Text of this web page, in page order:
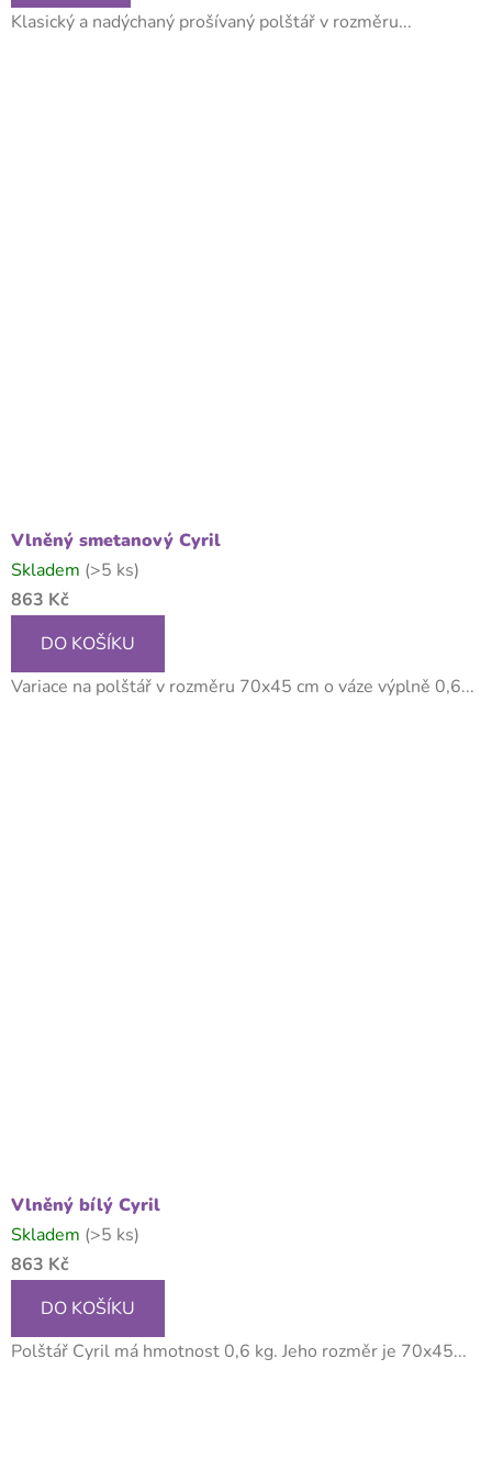
Klasický a nadýchaný prošívaný polštář v rozměru...
Vlněný smetanový Cyril
Skladem (>5 ks)
863 Kč
DO KOŠÍKU
Variace na polštář v rozměru 70x45 cm o váze výplně 0,6...
Vlněný bílý Cyril
Skladem (>5 ks)
863 Kč
DO KOŠÍKU
Polštář Cyril má hmotnost 0,6 kg. Jeho rozměr je 70x45...